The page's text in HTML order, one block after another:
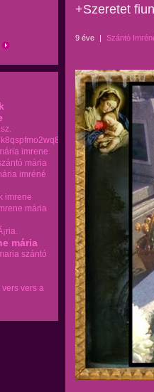
imrene
mária
imréné
imrene
mária
mária
szántó
vers vers a
+Szeretet
9 éve | Szántó